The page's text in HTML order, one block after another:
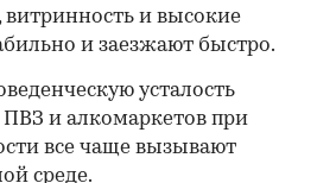
и высокие
и заезжают быстро.
усталость
и алкомаркетов при
все чаще вызывают
среде.